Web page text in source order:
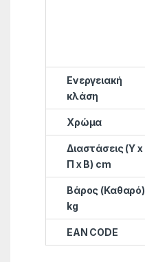
Ενεργειακή
κλάση
Χρώμα
Διαστάσεις (Υ x
Π x Β) cm
Βάρος (Καθαρό)
kg
EAN CODE